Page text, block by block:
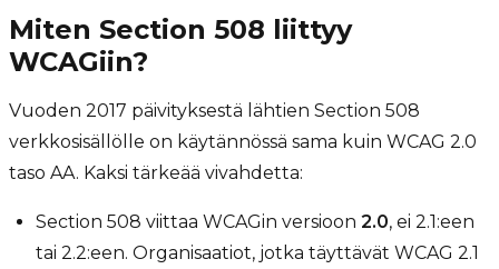
Miten Section 508 liittyy
WCAGiin?
Vuoden 2017 päivityksestä lähtien Section 508
verkkosisällölle on käytännössä sama kuin WCAG 2.0
taso AA. Kaksi tärkeää vivahdetta:
Section 508 viittaa WCAGin versioon 2.0, ei 2.1:een
tai 2.2:een. Organisaatiot, jotka täyttävät WCAG 2.1